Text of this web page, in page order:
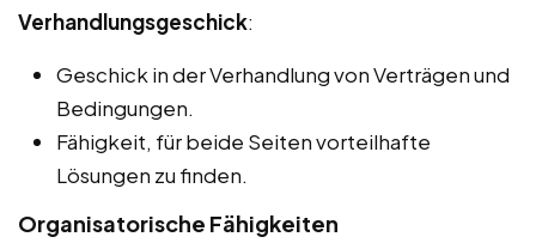
Verhandlungsgeschick:
Geschick in der Verhandlung von Verträgen und
Bedingungen.
Fähigkeit, für beide Seiten vorteilhafte
Lösungen zu finden.
Organisatorische Fähigkeiten